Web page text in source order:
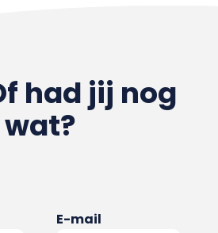
had jij nog
wat?
E-mail